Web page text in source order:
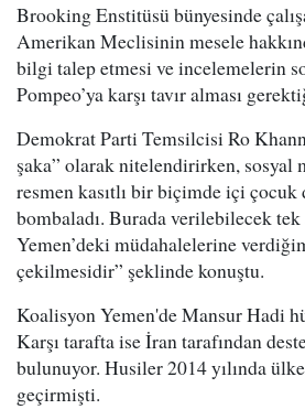
Brooking Enstitüsü bünyesinde
Amerikan Meclisinin mesele
bilgi talep etmesi ve incelemelerin
Pompeo’ya karşı tavır alması
Demokrat Parti Temsilcisi Ro
şaka” olarak nitelendirirken, sosyal
resmen kasıtlı bir biçimde içi
bombaladı. Burada verilebilecek
Yemen’deki müdahalelerine
çekilmesidir” şeklinde konuştu.
Koalisyon Yemen'de Mansur Hadi
Karşı tarafta ise İran tarafından
bulunuyor. Husiler 2014 yılında
geçirmişti.